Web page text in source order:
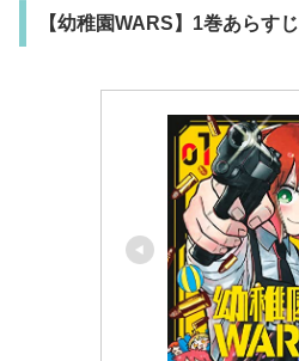
【幼稚園WARS】1巻あらすじ